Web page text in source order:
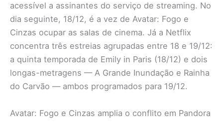
acessível a assinantes do serviço de streaming. No
dia seguinte, 18/12, é a vez de Avatar: Fogo e
Cinzas ocupar as salas de cinema. Já a Netflix
concentra três estreias agrupadas entre 18 e 19/12:
a quinta temporada de Emily in Paris (18/12) e dois
longas-metragens — A Grande Inundação e Rainha
do Carvão — ambos programados para 19/12.
Avatar: Fogo e Cinzas amplia o conflito em Pandora